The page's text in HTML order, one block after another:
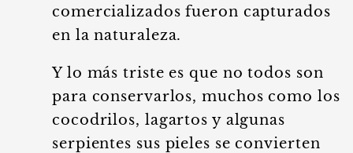
comercializados fueron capturados
en la naturaleza.
Y lo más triste es que no todos son
para conservarlos, muchos como los
cocodrilos, lagartos y algunas
serpientes sus pieles se convierten